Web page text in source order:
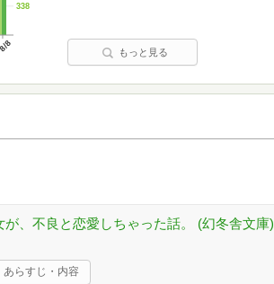
8/8
338
もっと見る
が、不良と恋愛しちゃった話。 (幻冬舎文庫)
あらすじ・内容